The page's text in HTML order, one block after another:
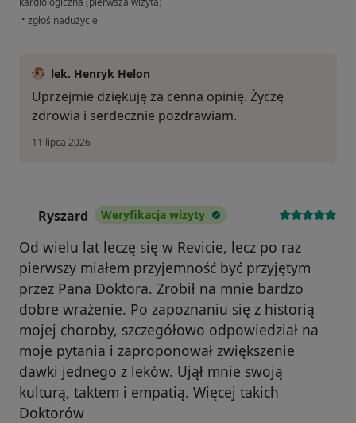
• w opinii użytkownika G.G
zgłoś nadużycie
lek. Henryk Helon
Uprzejmie dziękuję za cenna opinię. Życzę
zdrowia i serdecznie pozdrawiam.
11 lipca 2026
Ryszard Weryfikacja wizyty
Od wielu lat leczę się w Revicie, lecz po raz
pierwszy miałem przyjemność być przyjętym
przez Pana Doktora. Zrobił na mnie bardzo
dobre wrażenie. Po zapoznaniu się z historią
mojej choroby, szczegółowo odpowiedział na
moje pytania i zaproponował zwiększenie
dawki jednego z leków. Ujął mnie swoją
kulturą, taktem i empatią. Więcej takich
Doktorów